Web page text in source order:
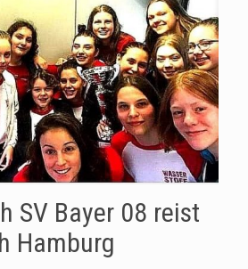
SV Bayer 08 reist
Hamburg